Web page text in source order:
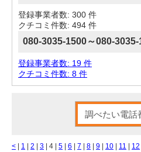
登録事業者数: 300 件
クチコミ件数: 494 件
080-3035-1500～080-
登録事業者数: 19 件
クチコミ件数: 8 件
< 1 2 3 | 4 | 5 6 7 8 9 10 11 12